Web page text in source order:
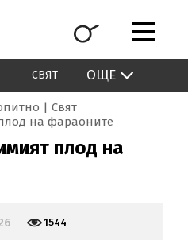
СВЯТ ОЩЕ
Свят
на фараоните
плод на
1544